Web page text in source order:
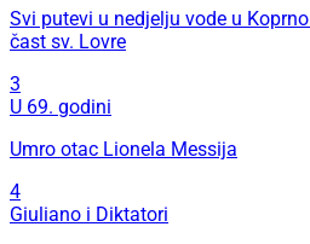
Svi putevi u nedjelju vode u
čast sv. Lovre
3
U 69. godini
Umro otac Lionela Messija
4
Giuliano i Diktatori